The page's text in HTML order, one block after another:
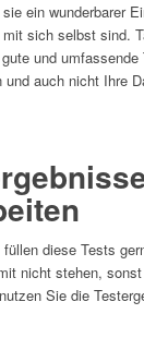
ein wunderbarer
sich selbst sind.
und
auch nicht Ihre
diese Tests
nicht stehen,
Sie die